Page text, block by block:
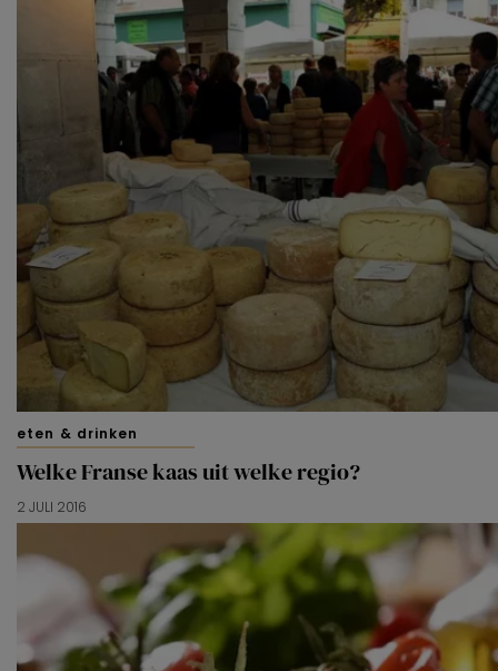
eten & drinken
Welke Franse kaas uit welke regio?
2 JULI 2016